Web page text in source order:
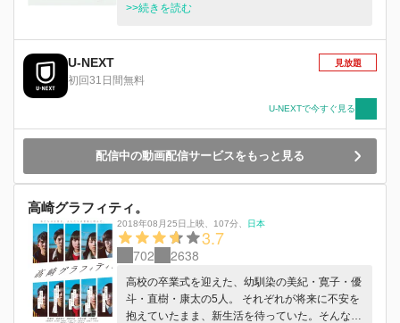
の楽曲を見つける。 ふたりは未完成の楽曲と共
残した未完成の楽曲たちに導かれるように文化祭
に出演も決まりふたりの思い出の夏が始まろうと
していたが...。
>>続きを読む
U-NEXT
初回31日間無料
見放題
U-NEXTで今すぐ見る
配信中の動画配信サービスをもっと見る
高崎グラフィティ。
2018年08月25日上映 107分 日本
3.7
702 2638
高校の卒業式を迎えた、幼馴染の美紀・寛子・優
斗・直樹・康太の5人。 それぞれが将来に不安を
抱えていたまま、新生活を待っていた。そんな